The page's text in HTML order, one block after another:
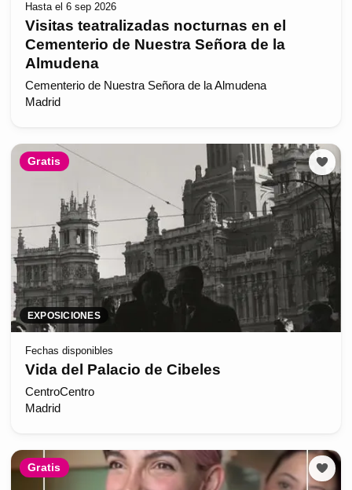
Hasta el 6 sep 2026
Visitas teatralizadas nocturnas en el
Cementerio de Nuestra Señora de la
Almudena
Cementerio de Nuestra Señora de la Almudena
Madrid
Gratis
EXPOSICIONES
Fechas disponibles
Vida del Palacio de Cibeles
CentroCentro
Madrid
Gratis